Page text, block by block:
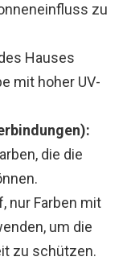
zu
Hauses
mit hoher UV-
die die
nur Farben mit
um die
zu schützen.